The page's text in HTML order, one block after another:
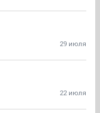
29 июля
22 июля